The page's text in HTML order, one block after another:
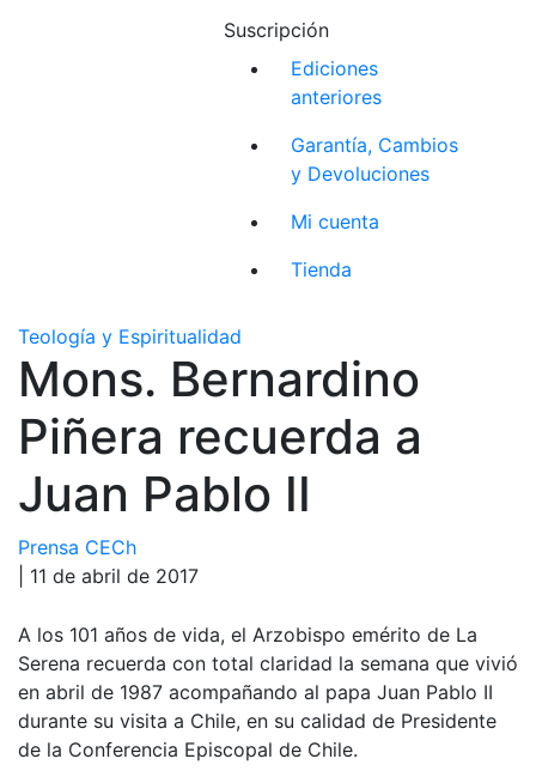
Suscripción
Ediciones
anteriores
Garantía, Cambios
y Devoluciones
Mi cuenta
Tienda
Teología y Espiritualidad
Mons. Bernardino
Piñera recuerda a
Juan Pablo II
Prensa CECh
| 11 de abril de 2017
A los 101 años de vida, el Arzobispo emérito de La
Serena recuerda con total claridad la semana que vivió
en abril de 1987 acompañando al papa Juan Pablo II
durante su visita a Chile, en su calidad de Presidente
de la Conferencia Episcopal de Chile.